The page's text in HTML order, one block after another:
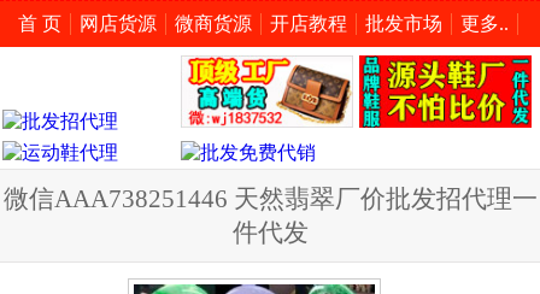
首 页 网店货源 微商货源 开店教程 批发市场 更多..
微信AAA738251446 天然翡翠厂价批发招代理一
件代发